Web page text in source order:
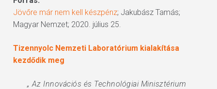
Jövőre már nem kell készpénz; Jakubász Tamás;
Magyar Nemzet; 2020. július 25.
Tizennyolc Nemzeti Laboratórium kialakítása
kezdődik meg
„ Az Innovációs és Technológiai Minisztérium